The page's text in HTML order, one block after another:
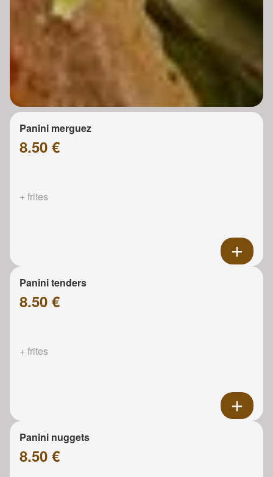
Panini merguez
8.50 €
+ frites
Panini tenders
8.50 €
+ frites
Panini nuggets
8.50 €